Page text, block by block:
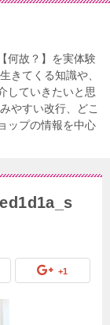
何故？】を実体験
きてくる知識や、
していきたいと思
やすい改行、どこ
ップの情報を中心
+1